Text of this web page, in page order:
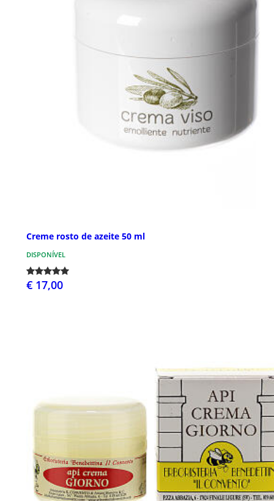
Creme rosto de azeite 50 ml
DISPONÍVEL
€ 17,00